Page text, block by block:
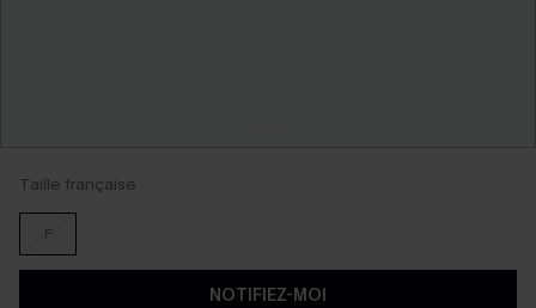
Taille française
F
NOTIFIEZ-MOI